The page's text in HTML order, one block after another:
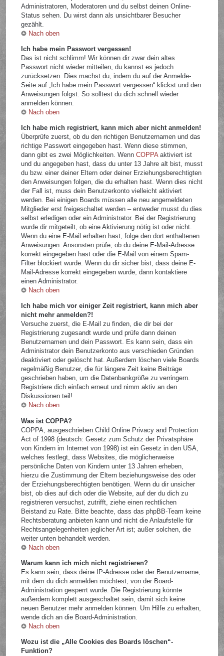
Administratoren, Moderatoren und du selbst deinen Online-
Status sehen. Du wirst dann als unsichtbarer Besucher
gezählt.
Nach oben
Ich habe mein Passwort vergessen!
Das ist nicht schlimm! Wir können dir zwar dein altes
Passwort nicht wieder mitteilen, du kannst es jedoch
zurücksetzen. Dies machst du, indem du auf der Anmelde-
Seite auf „Ich habe mein Passwort vergessen“ klickst und den
Anweisungen folgst. So solltest du dich schnell wieder
anmelden können.
Nach oben
Ich habe mich registriert, kann mich aber nicht anmelden!
Überprüfe zuerst, ob du den richtigen Benutzernamen und das
richtige Passwort eingegeben hast. Wenn diese stimmen,
dann gibt es zwei Möglichkeiten. WennCOPPAaktiviert ist
und du angegeben hast, dass du unter 13 Jahre alt bist, musst
du bzw. einer deiner Eltern oder deiner Erziehungsberechtigten
den Anweisungen folgen, die du erhalten hast. Wenn dies nicht
der Fall ist, muss dein Benutzerkonto vielleicht aktiviert
werden. Bei einigen Boards müssen alle neu angemeldeten
Mitglieder erst freigeschaltet werden – entweder musst du dies
selbst erledigen oder ein Administrator. Bei der Registrierung
wurde dir mitgeteilt, ob eine Aktivierung nötig ist oder nicht.
Wenn du eine E-Mail erhalten hast, folge den dort enthaltenen
Anweisungen. Ansonsten prüfe, ob du deine E-Mail-Adresse
korrekt eingegeben hast oder die E-Mail von einem Spam-
Filter blockiert wurde. Wenn du dir sicher bist, dass deine E-
Mail-Adresse korrekt eingegeben wurde, dann kontaktiere
einen Administrator.
Nach oben
Ich habe mich vor einiger Zeit registriert, kann mich aber
nicht mehr anmelden?!
Versuche zuerst, die E-Mail zu finden, die dir bei der
Registrierung zugesandt wurde und prüfe dann deinen
Benutzernamen und dein Passwort. Es kann sein, dass ein
Administrator dein Benutzerkonto aus verschieden Gründen
deaktiviert oder gelöscht hat. Außerdem löschen viele Boards
regelmäßig Benutzer, die für längere Zeit keine Beiträge
geschrieben haben, um die Datenbankgröße zu verringern.
Registriere dich einfach erneut und nimm aktiv an den
Diskussionen teil!
Nach oben
Was ist COPPA?
COPPA, ausgeschrieben Child Online Privacy and Protection
Act of 1998 (deutsch: Gesetz zum Schutz der Privatsphäre
von Kindern im Internet von 1998) ist ein Gesetz in den USA,
welches festlegt, dass Websites, die möglicherweise
persönliche Daten von Kindern unter 13 Jahren erheben,
hierzu die Zustimmung der Eltern beziehungsweise des oder
der Erziehungsberechtigten benötigen. Wenn du dir unsicher
bist, ob dies auf dich oder die Website, auf der du dich zu
registrieren versuchst, zutrifft, ziehe einen rechtlichen
Beistand zu Rate. Bitte beachte, dass das phpBB-Team keine
Rechtsberatung anbieten kann und nicht die Anlaufstelle für
Rechtsangelegenheiten jeglicher Art ist; außer solchen, die
weiter unten behandelt werden.
Nach oben
Warum kann ich mich nicht registrieren?
Es kann sein, dass deine IP-Adresse oder der Benutzername,
mit dem du dich anmelden möchtest, von der Board-
Administration gesperrt wurde. Die Registrierung könnte
außerdem komplett ausgeschaltet sein, damit sich keine
neuen Benutzer mehr anmelden können. Um Hilfe zu erhalten,
wende dich an die Board-Administration.
Nach oben
Wozu ist die „Alle Cookies des Boards löschen“-
Funktion?